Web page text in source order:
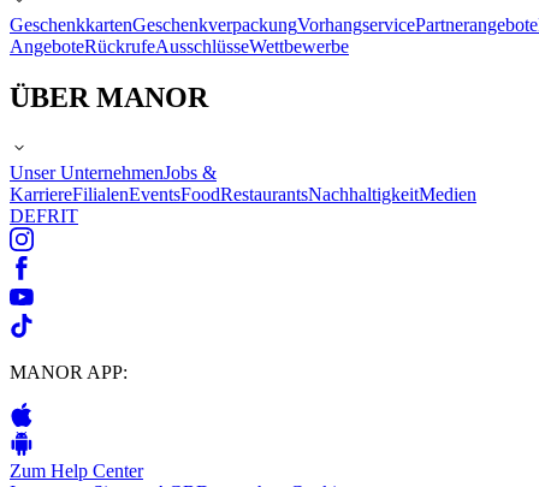
GeschenkkartenGeschenkverpackungVorhangservicePartnerangebote
AngeboteRückrufeAusschlüsseWettbewerbe
ÜBER MANOR
Unser UnternehmenJobs &
KarriereFilialenEventsFoodRestaurantsNachhaltigkeitMedien
DEFRIT
MANOR APP:
Zum Help Center